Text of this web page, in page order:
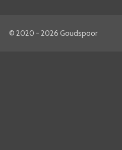
© 2020 - 2026 Goudspoor